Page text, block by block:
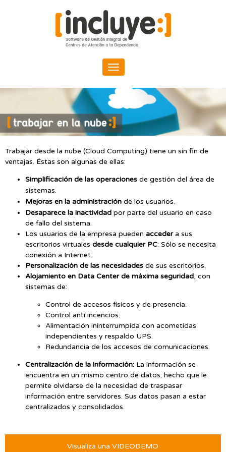
al
contenido
principal
y
O
n
l
e
Trabajar desde la nube (Cloud Computing) tiene un sin fin de
ventajas. Éstas son algunas de ellas:
Simplificación de las operaciones de gestión del área de
sistemas.
Mejoras en la administración de los usuarios.
Desaparece la inactividad por parte del usuario en caso
de fallo del sistema.
Los usuarios de la empresa pueden accedera sus
escritorios virtuales desde cualquier PC: Sólo se necesita
conexión a Internet.
Personalización de las necesidades de sus escritorios.
Alojamiento en Data Center de máxima seguridad, con
sistemas de:
Control de accesos físicos y de presencia.
Control anti incencios.
Alimentación ininterrumpida con acometidas
independientes y respaldo UPS.
Redundancia de los accesos de comunicaciones.
Centralización de la información: La información se
encuentra en un mismo centro de datos; hecho que le
permite olvidarse de la necesidad de traspasar
información entre servidores. Sus datos pasan a estar
centralizados y consolidados.
Visualiza una VIDEODEMO